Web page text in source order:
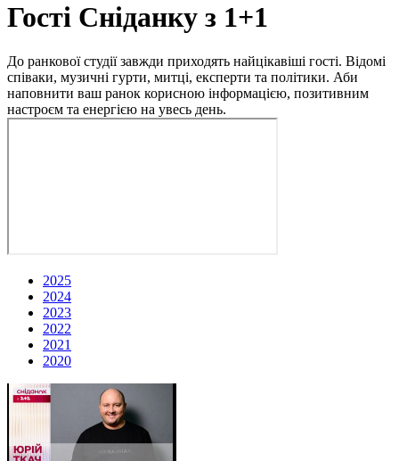
Гості Сніданку з 1+1
До ранкової студії завжди приходять найцікавіші гості. Відомі
співаки, музичні гурти, митці, експерти та політики. Аби
наповнити ваш ранок корисною інформацією, позитивним
настроєм та енергією на увесь день.
2025
2024
2023
2022
2021
2020